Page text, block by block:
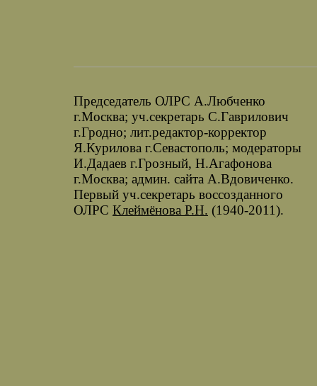
Председатель ОЛРС А.Любченко
г.Москва; уч.секретарь С.Гаврилович
г.Гродно; лит.редактор-корректор
Я.Курилова г.Севастополь; модераторы
И.Дадаев г.Грозный, Н.Агафонова
г.Москва; админ. сайта А.Вдовиченко.
Первый уч.секретарь воссозданного
ОЛРС Клеймёнова Р.Н. (1940-2011).